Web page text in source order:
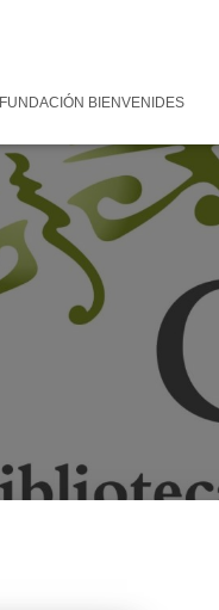
FUNDACIÓN BIENVENIDES